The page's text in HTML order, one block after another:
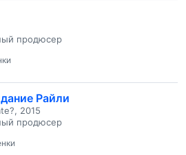
продюсер
Райли
2015
продюсер